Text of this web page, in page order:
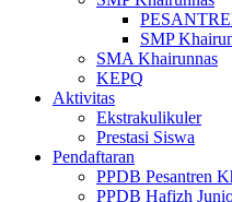
SMP
SMA Khairunnas
KEPQ
Aktivitas
Ekstrakulikuler
Prestasi Siswa
Pendaftaran
PPDB Pesantren
PPDB Hafizh